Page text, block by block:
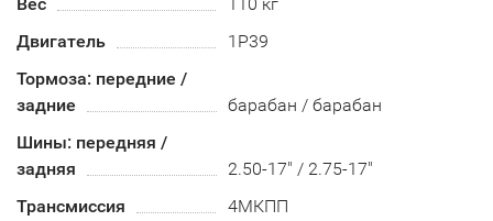
Двигатель
1P39
Тормоза: передние /
задние
барабан / барабан
Шины: передняя /
задняя
2.50-17" / 2.75-17"
Трансмиссия
4МКПП